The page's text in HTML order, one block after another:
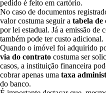
pedido é feito em cartório.
No caso de documentos
valor costuma seguir a tabela de
por lei estadual. Já a emissão de
também pode ter custo adicional.
Quando o imóvel foi adquirido
via do contrato costuma ser
casos, a instituição financeira
cobrar apenas uma taxa
do banco.